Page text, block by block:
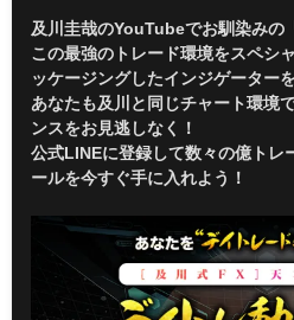
及川圭哉のYouTubeでお馴染みの
この最強のトレード環境をスペシ
ッケージングしたインジゲーター
あなたも及川と同じチャート環境
ンスをお見逃しなく！
公式LINEに登録して数々の億トレ
ールを今すぐ手に入れよう！